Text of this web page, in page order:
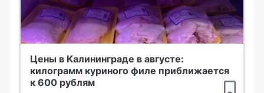
Цены в Калининграде в августе:
килограмм куриного филе приближается
к 600 рублям